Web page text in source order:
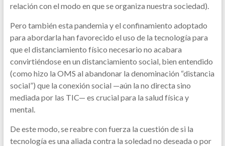
relación con el modo en que se organiza nuestra sociedad).
Pero también esta pandemia y el confinamiento adoptado
para abordarla han favorecido el uso de la tecnología para
que el distanciamiento físico necesario no acabara
convirtiéndose en un distanciamiento social, bien entendido
(como hizo la OMS al abandonar la denominación “distancia
social”) que la conexión social —aún la no directa sino
mediada por las TIC— es crucial para la salud física y
mental.
De este modo, se reabre con fuerza la cuestión de si la
tecnología es una aliada contra la soledad no deseada o por